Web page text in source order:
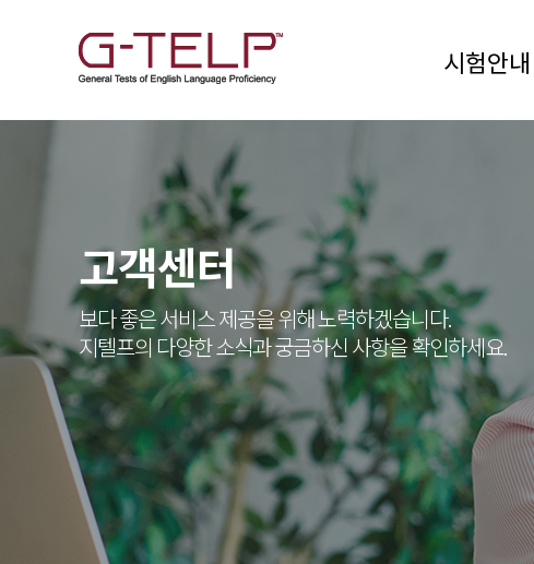
시험안내
고객센터
보다 좋은 서비스 제공을 위해 노력하겠습니다.
지텔프의 다양한 소식과 궁금하신 사항을 확인하세요.